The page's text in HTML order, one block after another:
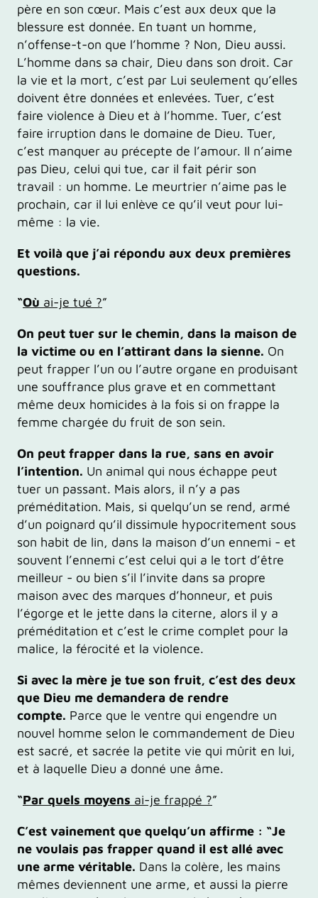
père en son cœur. Mais c’est aux deux que la
blessure est donnée. En tuant un homme,
n’offense-t-on que l’homme ? Non, Dieu aussi.
L’homme dans sa chair, Dieu dans son droit. Car
la vie et la mort, c’est par Lui seulement qu’elles
doivent être données et enlevées. Tuer, c’est
faire violence à Dieu et à l’homme. Tuer, c’est
faire irruption dans le domaine de Dieu. Tuer,
c’est manquer au précepte de l’amour. Il n’aime
pas Dieu, celui qui tue, car il fait périr son
travail : un homme. Le meurtrier n’aime pas le
prochain, car il lui enlève ce qu’il veut pour lui-
même : la vie.
Et voilà que j’ai répondu aux deux premières
questions.
“Où ai-je tué ?”
On peut tuer sur le chemin, dans la maison de
la victime ou en l’attirant dans la sienne. On
peut frapper l’un ou l’autre organe en produisant
une souffrance plus grave et en commettant
même deux homicides à la fois si on frappe la
femme chargée du fruit de son sein.
On peut frapper dans la rue, sans en avoir
l’intention. Un animal qui nous échappe peut
tuer un passant. Mais alors, il n’y a pas
préméditation. Mais, si quelqu’un se rend, armé
d’un poignard qu’il dissimule hypocritement sous
son habit de lin, dans la maison d’un ennemi - et
souvent l’ennemi c’est celui qui a le tort d’être
meilleur - ou bien s’il l’invite dans sa propre
maison avec des marques d’honneur, et puis
l’égorge et le jette dans la citerne, alors il y a
préméditation et c’est le crime complet pour la
malice, la férocité et la violence.
Si avec la mère je tue son fruit, c’est des deux
que Dieu me demandera de rendre
compte. Parce que le ventre qui engendre un
nouvel homme selon le commandement de Dieu
est sacré, et sacrée la petite vie qui mûrit en lui,
et à laquelle Dieu a donné une âme.
“Par quels moyens ai-je frappé ?”
C’est vainement que quelqu’un affirme : “Je
ne voulais pas frapper quand il est allé avec
une arme véritable. Dans la colère, les mains
mêmes deviennent une arme, et aussi la pierre